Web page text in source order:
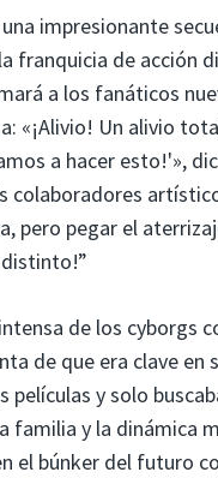
impresionante
franquicia de acción
a los fanáticos
«¡Alivio! Un alivio
a hacer esto!'»,
colaboradores
pero pegar el
de los cyborgs
de que era clave
películas y solo
familia y la dinámica
el búnker del futuro